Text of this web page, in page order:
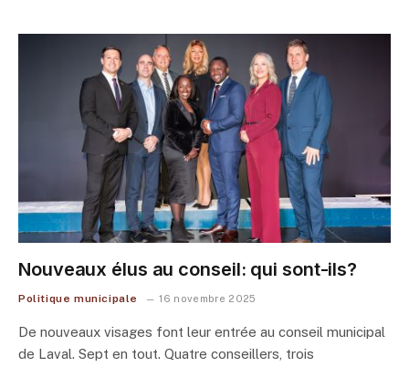
Nouveaux élus au conseil: qui sont-ils?
Politique municipale 16 novembre 2025
De nouveaux visages font leur entrée au conseil municipal
de Laval. Sept en tout. Quatre conseillers, trois